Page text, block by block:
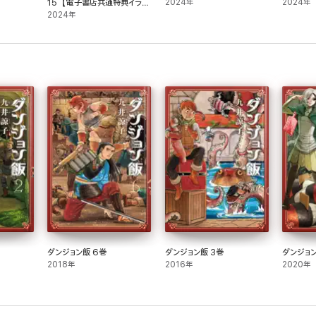
15【電子書店共通特典イラス
ト付】
2024年
2024年 2024年
ダンジョン飯 6巻
2018年
ダンジョン飯 3巻
2016年
ダンジョ
2020年